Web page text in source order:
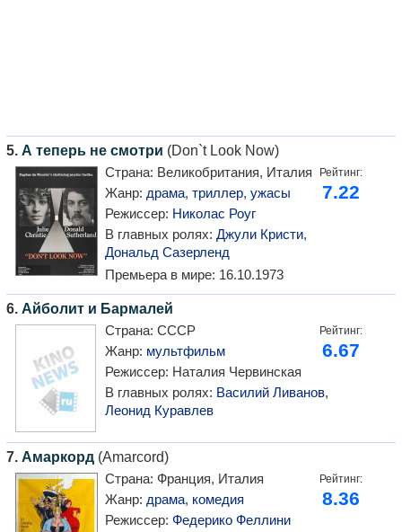
5. А теперь не смотри (Don`t Look Now)
Рейтинг:
7.22
Страна: Великобритания, Италия
Жанр: драма, триллер, ужасы
Режиссер: Николас Роуг
В главных ролях: Джули Кристи,
Дональд Сазерленд
Премьера в мире: 16.10.1973
6. Айболит и Бармалей
Рейтинг:
6.67
Страна: СССР
Жанр: мультфильм
Режиссер: Наталия Червинская
В главных ролях: Василий Ливанов,
Леонид Куравлев
7. Амаркорд (Amarcord)
Рейтинг:
8.36
Страна: Франция, Италия
Жанр: драма, комедия
Режиссер: Федерико Феллини